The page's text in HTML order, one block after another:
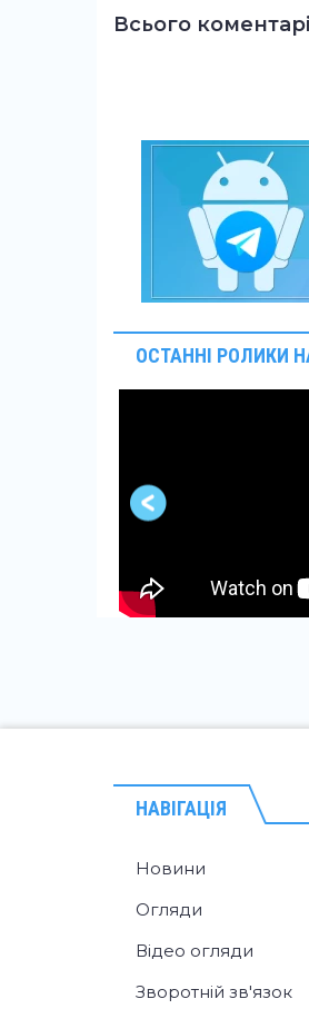
Всього
ОСТАННІ РОЛИКИ
НАВІГАЦІЯ
Новини
Огляди
Відео огляди
Зворотній зв'язок